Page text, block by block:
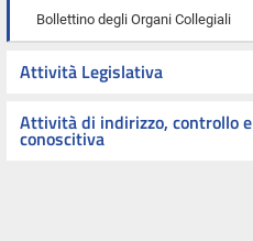
Bollettino degli Organi Collegiali
Attività Legislativa
Attività di indirizzo, controllo e
conoscitiva